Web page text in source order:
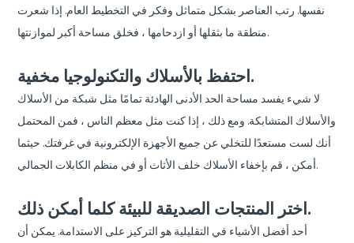
نفسها. رتب العناصر بشكل متماثل وفكر في التخطيط العام. إذا شعرت
منطقة ما بثقلها أو ازدحامها ، فخلق مساحة أكبر لموازنتها.
احتفظ بالأسلاك والتكنولوجيا مخفية.
لا شيء يفسد مساحة الحد الأدنى الهادئة تمامًا مثل شبكة من الأسلاك
والأسلاك المتشابكة. ومع ذلك ، إذا كنت مثل معظم الناس ، فمن المحتمل
أنك لست مستعدًا للتخلي عن جميع الأجهزة الإلكترونية في غرفتك. حيثما
أمكن ، قم بإخفاء الأسلاك خلف الأثاث أو في منظم الكابلات الجمالي.
اختر المنتجات الصديقة للبيئة كلما أمكن ذلك.
أحد أفضل الأشياء في التقليلية هو التركيز على الاستدامة. يمكن أن